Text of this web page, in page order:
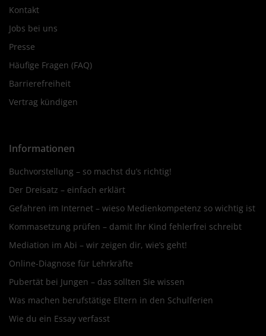
Kontakt
Jobs bei uns
Presse
Häufige Fragen (FAQ)
Barrierefreiheit
Vertrag kündigen
Informationen
Buchvorstellung – so machst du’s richtig!
Der Dreisatz – einfach erklärt
Gefahren im Internet – wieso Medienkompetenz so wichtig ist
Kommasetzung prüfen – damit Ihr Kind fehlerfrei schreibt
Mediation im Abi – wir zeigen dir, wie’s geht!
Online-Diagnose für Lehrkräfte
Pubertät bei Jungen – das sollten Sie wissen
Was machen berufstätige Eltern in den Schulferien
Wie du ein Essay verfasst